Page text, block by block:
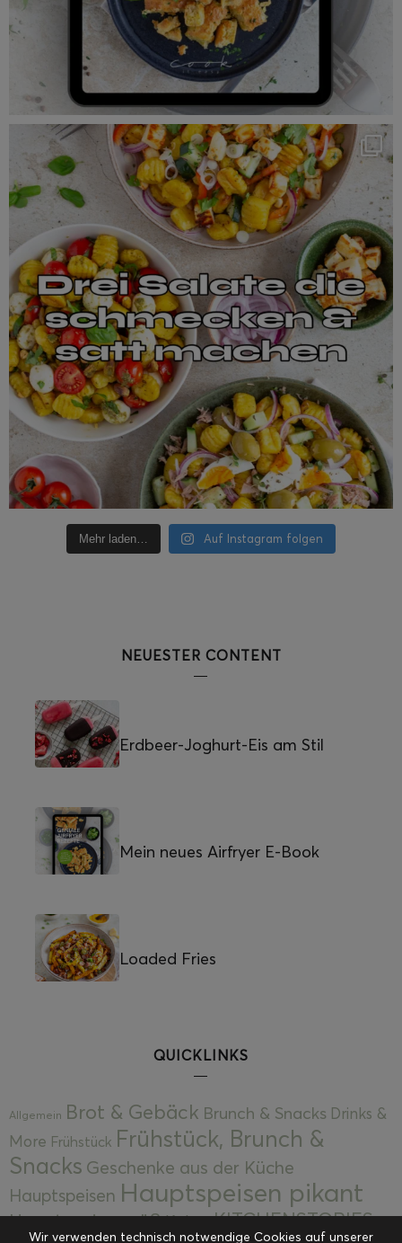
Mehr laden… Auf Instagram folgen
NEUESTER CONTENT
Erdbeer-Joghurt-Eis am Stil
Mein neues Airfryer E-Book
Loaded Fries
QUICKLINKS
Allgemein Brot & Gebäck Brunch & Snacks Drinks &
More Frühstück Frühstück, Brunch &
Snacks Geschenke aus der Küche
Hauptspeisen Hauptspeisen pikant
Hauptspeisen süßKekseKITCHENSTORIES
Wir verwenden technisch notwendige Cookies auf unserer